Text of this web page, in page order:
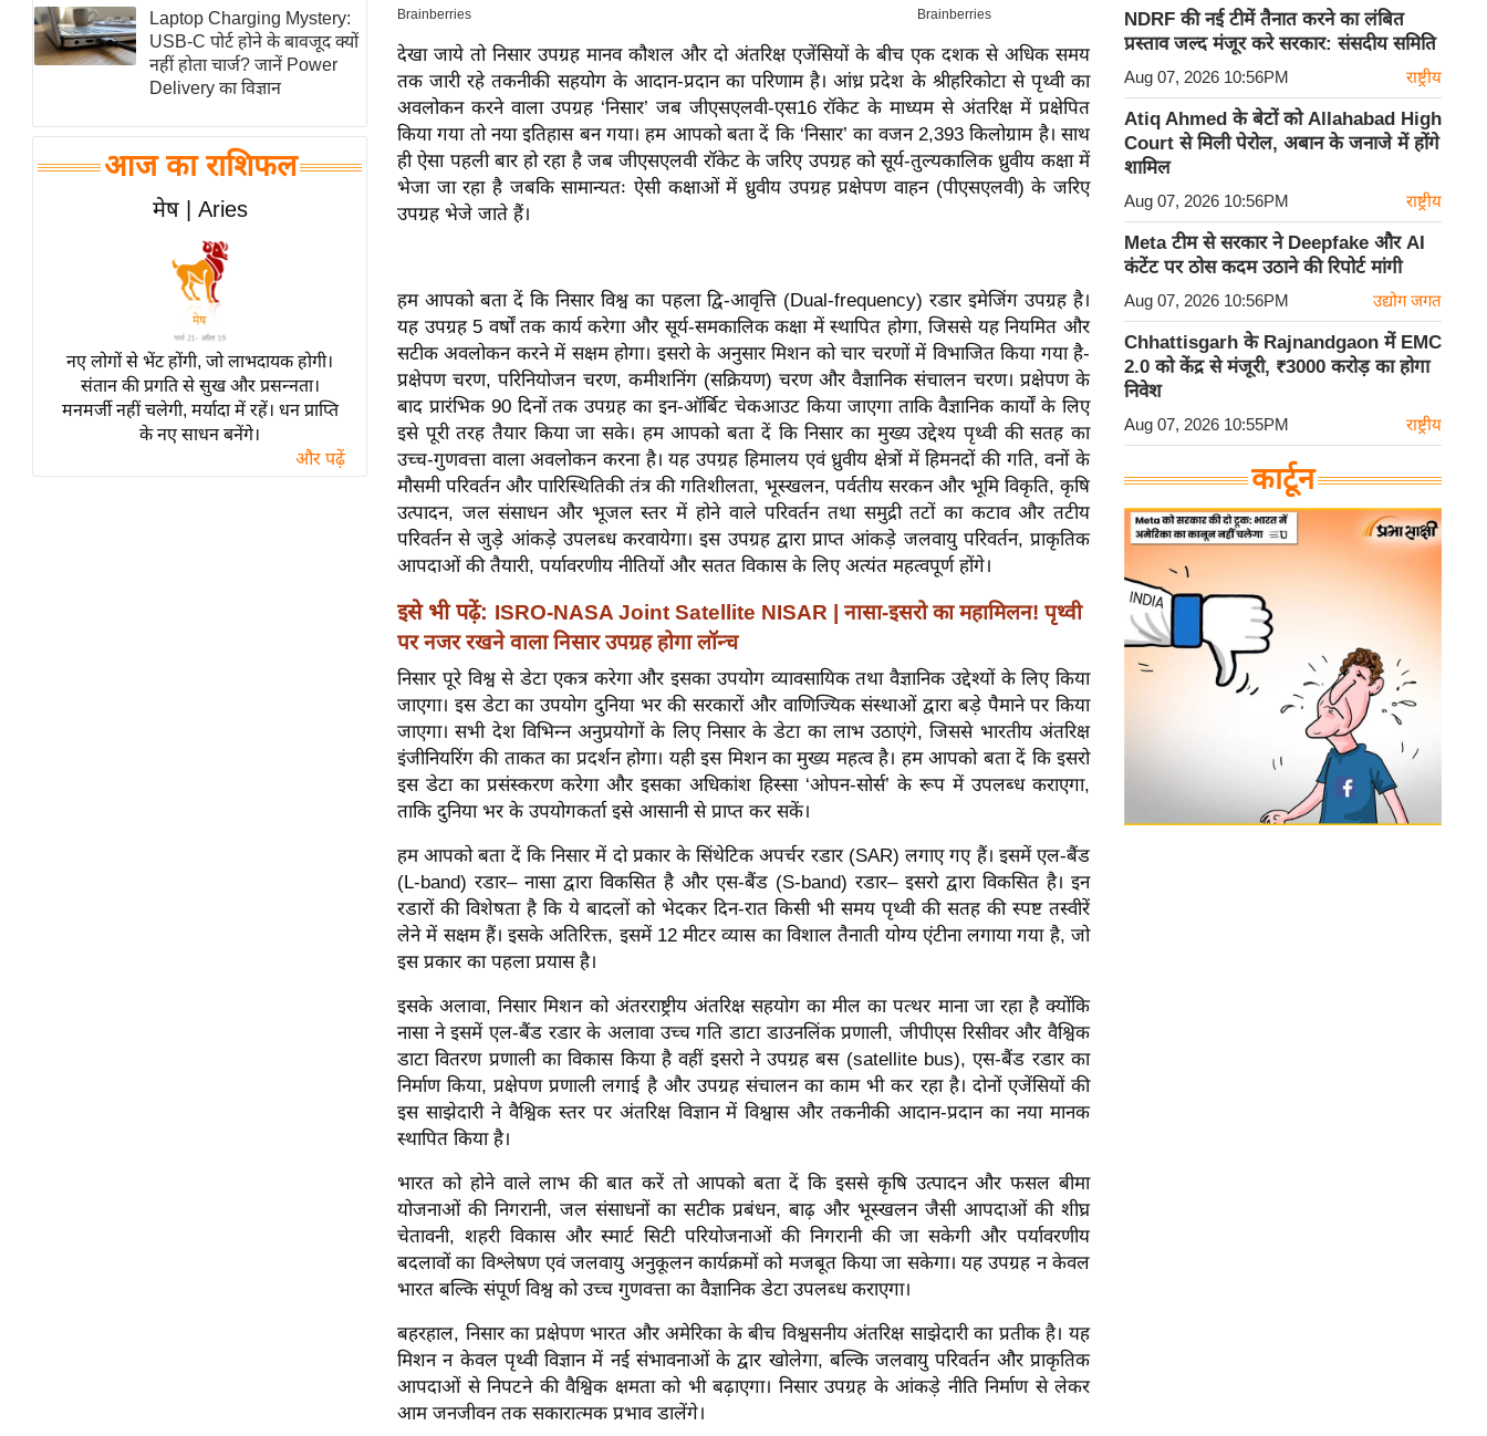
एम.
आर.
आई.
समीक्षा
धर्म
ज्योतिष
त्योहार
राशिफल
विशेष
Laptop Charging Mystery:
USB-C पोर्ट होने के बावजूद क्यों
नहीं होता चार्ज? जानें Power
Delivery का विज्ञान
आज का राशिफल
मेष | Aries
नए लोगों से भेंट होंगी, जो लाभदायक होगी।
संतान की प्रगति से सुख और प्रसन्नता।
मनमर्जी नहीं चलेगी, मर्यादा में रहें। धन प्राप्ति
के नए साधन बनेंगे।
और पढ़ें
देखा जाये तो निसार उपग्रह मानव कौशल और दो अंतरिक्ष एजेंसियों के बीच एक दशक से अधिक समय
तक जारी रहे तकनीकी सहयोग के आदान-प्रदान का परिणाम है। आंध्र प्रदेश के श्रीहरिकोटा से पृथ्वी का
अवलोकन करने वाला उपग्रह ‘निसार’ जब जीएसएलवी-एस16 रॉकेट के माध्यम से अंतरिक्ष में प्रक्षेपित
किया गया तो नया इतिहास बन गया। हम आपको बता दें कि ‘निसार’ का वजन 2,393 किलोग्राम है। साथ
ही ऐसा पहली बार हो रहा है जब जीएसएलवी रॉकेट के जरिए उपग्रह को सूर्य-तुल्यकालिक ध्रुवीय कक्षा में
भेजा जा रहा है जबकि सामान्यतः ऐसी कक्षाओं में ध्रुवीय उपग्रह प्रक्षेपण वाहन (पीएसएलवी) के जरिए
उपग्रह भेजे जाते हैं।
हम आपको बता दें कि निसार विश्व का पहला द्वि-आवृत्ति (Dual-frequency) रडार इमेजिंग उपग्रह है।
यह उपग्रह 5 वर्षों तक कार्य करेगा और सूर्य-समकालिक कक्षा में स्थापित होगा, जिससे यह नियमित और
सटीक अवलोकन करने में सक्षम होगा। इसरो के अनुसार मिशन को चार चरणों में विभाजित किया गया है-
प्रक्षेपण चरण, परिनियोजन चरण, कमीशनिंग (सक्रियण) चरण और वैज्ञानिक संचालन चरण। प्रक्षेपण के
बाद प्रारंभिक 90 दिनों तक उपग्रह का इन-ऑर्बिट चेकआउट किया जाएगा ताकि वैज्ञानिक कार्यों के लिए
इसे पूरी तरह तैयार किया जा सके। हम आपको बता दें कि निसार का मुख्य उद्देश्य पृथ्वी की सतह का
उच्च-गुणवत्ता वाला अवलोकन करना है। यह उपग्रह हिमालय एवं ध्रुवीय क्षेत्रों में हिमनदों की गति, वनों के
मौसमी परिवर्तन और पारिस्थितिकी तंत्र की गतिशीलता, भूस्खलन, पर्वतीय सरकन और भूमि विकृति, कृषि
उत्पादन, जल संसाधन और भूजल स्तर में होने वाले परिवर्तन तथा समुद्री तटों का कटाव और तटीय
परिवर्तन से जुड़े आंकड़े उपलब्ध करवायेगा। इस उपग्रह द्वारा प्राप्त आंकड़े जलवायु परिवर्तन, प्राकृतिक
आपदाओं की तैयारी, पर्यावरणीय नीतियों और सतत विकास के लिए अत्यंत महत्वपूर्ण होंगे।
इसे भी पढ़ें: ISRO-NASA Joint Satellite NISAR | नासा-इसरो का महामिलन! पृथ्वी
पर नजर रखने वाला निसार उपग्रह होगा लॉन्च
निसार पूरे विश्व से डेटा एकत्र करेगा और इसका उपयोग व्यावसायिक तथा वैज्ञानिक उद्देश्यों के लिए किया
जाएगा। इस डेटा का उपयोग दुनिया भर की सरकारों और वाणिज्यिक संस्थाओं द्वारा बड़े पैमाने पर किया
जाएगा। सभी देश विभिन्न अनुप्रयोगों के लिए निसार के डेटा का लाभ उठाएंगे, जिससे भारतीय अंतरिक्ष
इंजीनियरिंग की ताकत का प्रदर्शन होगा। यही इस मिशन का मुख्य महत्व है। हम आपको बता दें कि इसरो
इस डेटा का प्रसंस्करण करेगा और इसका अधिकांश हिस्सा ‘ओपन-सोर्स’ के रूप में उपलब्ध कराएगा,
ताकि दुनिया भर के उपयोगकर्ता इसे आसानी से प्राप्त कर सकें।
हम आपको बता दें कि निसार में दो प्रकार के सिंथेटिक अपर्चर रडार (SAR) लगाए गए हैं। इसमें एल-बैंड
(L-band) रडार– नासा द्वारा विकसित है और एस-बैंड (S-band) रडार– इसरो द्वारा विकसित है। इन
रडारों की विशेषता है कि ये बादलों को भेदकर दिन-रात किसी भी समय पृथ्वी की सतह की स्पष्ट तस्वीरें
लेने में सक्षम हैं। इसके अतिरिक्त, इसमें 12 मीटर व्यास का विशाल तैनाती योग्य एंटीना लगाया गया है, जो
इस प्रकार का पहला प्रयास है।
इसके अलावा, निसार मिशन को अंतरराष्ट्रीय अंतरिक्ष सहयोग का मील का पत्थर माना जा रहा है क्योंकि
नासा ने इसमें एल-बैंड रडार के अलावा उच्च गति डाटा डाउनलिंक प्रणाली, जीपीएस रिसीवर और वैश्विक
डाटा वितरण प्रणाली का विकास किया है वहीं इसरो ने उपग्रह बस (satellite bus), एस-बैंड रडार का
निर्माण किया, प्रक्षेपण प्रणाली लगाई है और उपग्रह संचालन का काम भी कर रहा है। दोनों एजेंसियों की
इस साझेदारी ने वैश्विक स्तर पर अंतरिक्ष विज्ञान में विश्वास और तकनीकी आदान-प्रदान का नया मानक
स्थापित किया है।
भारत को होने वाले लाभ की बात करें तो आपको बता दें कि इससे कृषि उत्पादन और फसल बीमा
योजनाओं की निगरानी, जल संसाधनों का सटीक प्रबंधन, बाढ़ और भूस्खलन जैसी आपदाओं की शीघ्र
चेतावनी, शहरी विकास और स्मार्ट सिटी परियोजनाओं की निगरानी की जा सकेगी और पर्यावरणीय
बदलावों का विश्लेषण एवं जलवायु अनुकूलन कार्यक्रमों को मजबूत किया जा सकेगा। यह उपग्रह न केवल
भारत बल्कि संपूर्ण विश्व को उच्च गुणवत्ता का वैज्ञानिक डेटा उपलब्ध कराएगा।
बहरहाल, निसार का प्रक्षेपण भारत और अमेरिका के बीच विश्वसनीय अंतरिक्ष साझेदारी का प्रतीक है। यह
मिशन न केवल पृथ्वी विज्ञान में नई संभावनाओं के द्वार खोलेगा, बल्कि जलवायु परिवर्तन और प्राकृतिक
आपदाओं से निपटने की वैश्विक क्षमता को भी बढ़ाएगा। निसार उपग्रह के आंकड़े नीति निर्माण से लेकर
आम जनजीवन तक सकारात्मक प्रभाव डालेंगे।
NDRF की नई टीमें तैनात करने का लंबित
प्रस्ताव जल्द मंजूर करे सरकार: संसदीय समिति
Aug 07, 2026 10:56PM राष्ट्रीय
Atiq Ahmed के बेटों को Allahabad High
Court से मिली पेरोल, अबान के जनाजे में होंगे
शामिल
Aug 07, 2026 10:56PM राष्ट्रीय
Meta टीम से सरकार ने Deepfake और AI
कंटेंट पर ठोस कदम उठाने की रिपोर्ट मांगी
Aug 07, 2026 10:56PM उद्योग जगत
Chhattisgarh के Rajnandgaon में EMC
2.0 को केंद्र से मंजूरी, ₹3000 करोड़ का होगा
निवेश
Aug 07, 2026 10:55PM राष्ट्रीय
कार्टून